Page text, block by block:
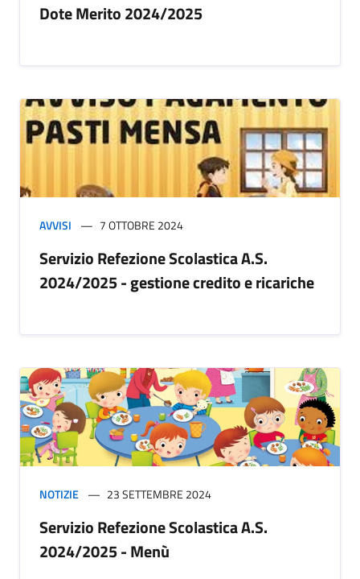
Dote Merito 2024/2025
AVVISI 7 OTTOBRE 2024
Servizio Refezione Scolastica A.S.
2024/2025 - gestione credito e ricariche
NOTIZIE 23 SETTEMBRE 2024
Servizio Refezione Scolastica A.S.
2024/2025 - Menù